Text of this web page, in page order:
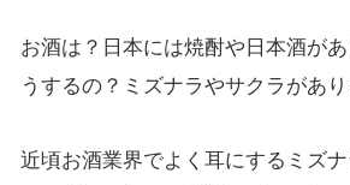
お酒は？日本には焼酎や日本酒が
うするの？ミズナラやサクラがあり
近頃お酒業界でよく耳にするミズ